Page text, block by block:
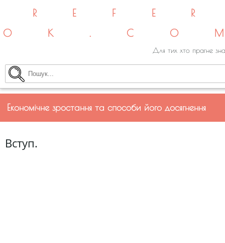
Для тих хто прагне
Економічне зростання та способи його досягнення
Вступ.